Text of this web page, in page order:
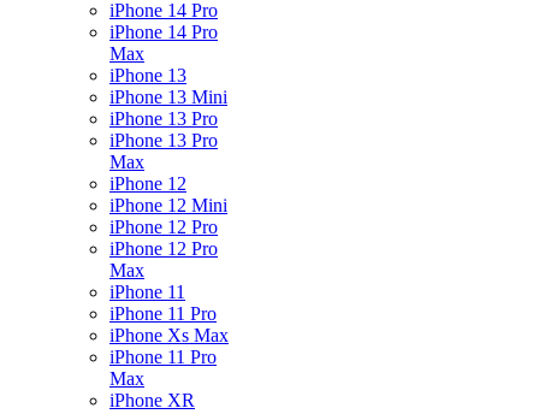
iPhone 14 Pro
iPhone 14 Pro
Max
iPhone 13
iPhone 13 Mini
iPhone 13 Pro
iPhone 13 Pro
Max
iPhone 12
iPhone 12 Mini
iPhone 12 Pro
iPhone 12 Pro
Max
iPhone 11
iPhone 11 Pro
iPhone Xs Max
iPhone 11 Pro
Max
iPhone XR